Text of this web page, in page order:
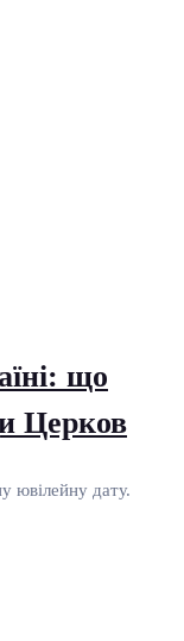
що
Церков
ювілейну дату.